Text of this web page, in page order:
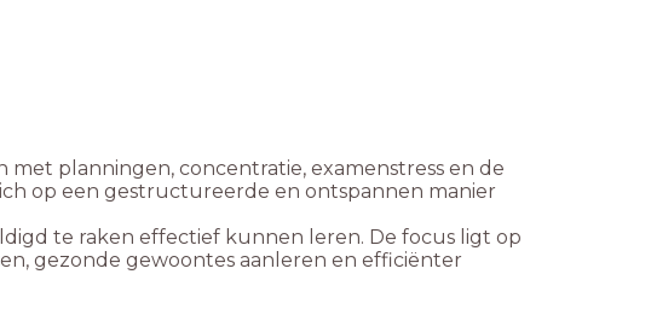
met planningen, concentratie, examenstress en de
op een gestructureerde en ontspannen manier
te raken effectief kunnen leren. De focus ligt op
gezonde gewoontes aanleren en efficiënter